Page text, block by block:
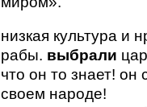
низкая культура и
рабы. выбрали
что он то знает! он
своем народе!